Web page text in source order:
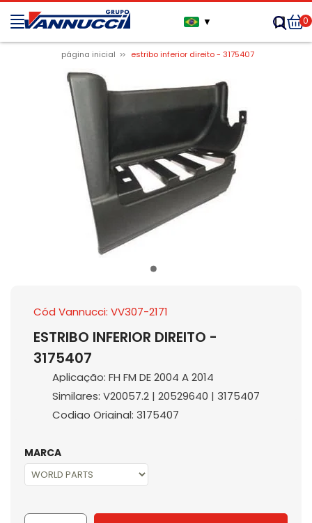
▼ 0
página inicial estribo inferior direito - 3175407
Cód Vannucci: VV307-2171
ESTRIBO INFERIOR DIREITO -
3175407
Aplicação: FH FM DE 2004 A 2014
Similares: V20057.2 | 20529640 | 3175407
Codigo Original: 3175407
MARCA